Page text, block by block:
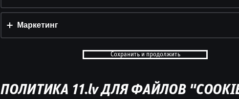
Маркетинг
Сохранить и продолжить
ПОЛИТИКА 11.lv ДЛЯ ФАЙЛОВ